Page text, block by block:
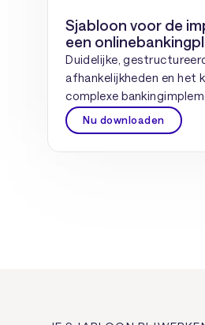
Sjabloon voor de
een
Duidelijke,
afhankelijkheden en het
complexe
Nu downloaden